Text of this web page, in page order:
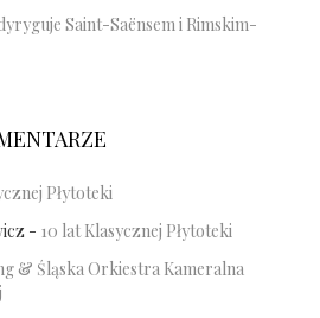
Saint-Saënsem i Rimskim-
Płytoteki
- 10 lat Klasycznej Płytoteki
& Śląska Orkiestra Kameralna